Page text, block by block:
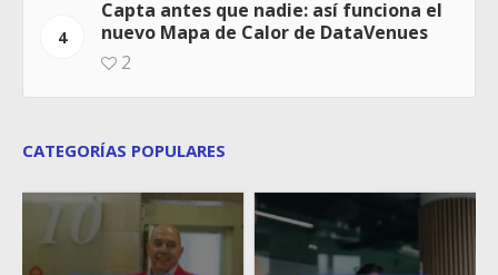
4
Capta antes que nadie: así funciona el
nuevo Mapa de Calor de DataVenues
2
CATEGORÍAS POPULARES